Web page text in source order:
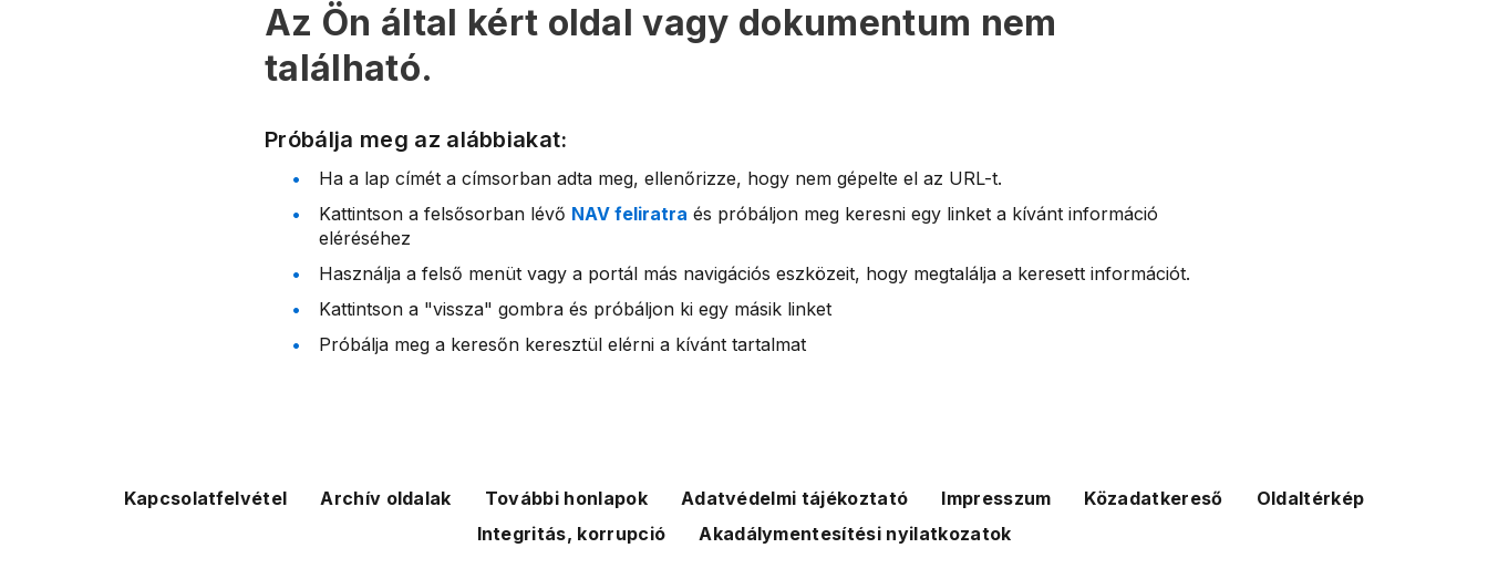
Az Ön által kért oldal vagy dokumentum nem
található.
Próbálja meg az alábbiakat:
Ha a lap címét a címsorban adta meg, ellenőrizze, hogy nem gépelte el az URL-t.
Kattintson a felsősorban lévő NAV feliratra és próbáljon meg keresni egy linket a kívánt információ
eléréséhez
Használja a felső menüt vagy a portál más navigációs eszközeit, hogy megtalálja a keresett információt.
Kattintson a "vissza" gombra és próbáljon ki egy másik linket
Próbálja meg a keresőn keresztül elérni a kívánt tartalmat
Kapcsolatfelvétel Archív oldalak További honlapok Adatvédelmi tájékoztató Impresszum Közadatkereső
Oldaltérkép
Integritás, korrupció
Akadálymentesítési nyilatkozatok